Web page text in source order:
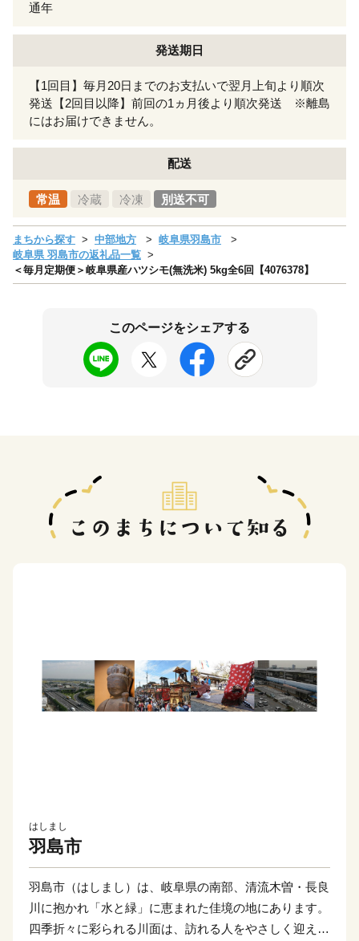
通年
発送期日
【1回目】毎月20日までのお支払いで翌月上旬より順次
発送【2回目以降】前回の1ヵ月後より順次発送 ※離島
にはお届けできません。
配送
常温 冷蔵 冷凍 別送不可
まちから探す 中部地方
岐阜県羽島市
岐阜県 羽島市の返礼品一覧
＜毎月定期便＞岐阜県産ハツシモ(無洗米) 5kg全6回【4076378】
このページをシェアする
はしまし
羽島市
羽島市（はしまし）は、岐阜県の南部、清流木曽・長良
川に抱かれ「水と緑」に恵まれた佳境の地にあります。
四季折々に彩られる川面は、訪れる人をやさしく迎えて